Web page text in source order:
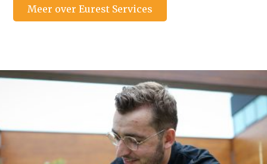
Meer over Eurest Services